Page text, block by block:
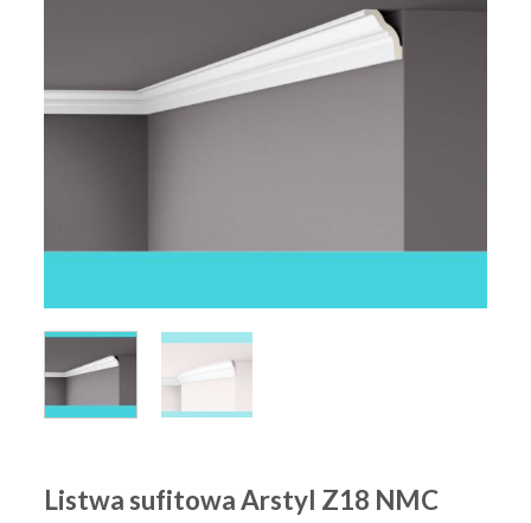
Listwa sufitowa Arstyl Z18 NMC